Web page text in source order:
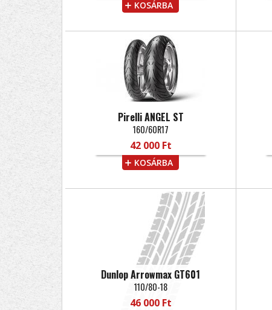
KOSÁRBA
Pirelli ANGEL ST
160/60R17
42 000 Ft
KOSÁRBA
Dunlop Arrowmax GT601
110/80-18
46 000 Ft